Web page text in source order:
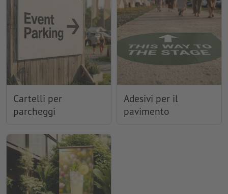
Cartelli per
parcheggi
Adesivi per il
pavimento